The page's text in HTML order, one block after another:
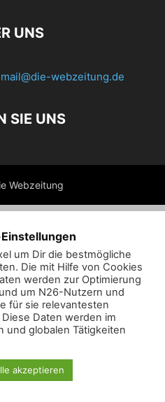
UNS
mail@die-webzeitung.de
SIE UNS
Webzeitung
um Dir die bestmögliche
Die mit Hilfe von Cookies
werden zur Optimierung
um N26-Nutzern und
für sie relevantesten
Daten werden im
und globalen Tätigkeiten
akzeptieren